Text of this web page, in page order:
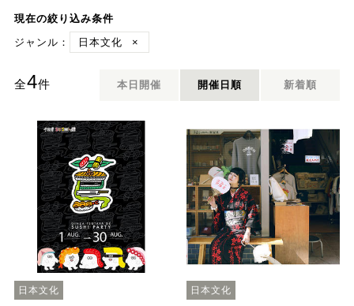
現在の絞り込み条件
ジャンル：
日本文化 ×
全4件 本日開催 開催日順 新着順
日本文化 日本文化